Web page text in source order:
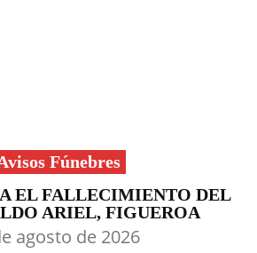
Fúnebres
EL FALLECIMIENTO DEL
ARIEL, FIGUEROA
agosto de 2026